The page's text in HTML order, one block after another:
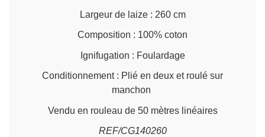
Largeur de laize : 260 cm
Composition : 100% coton
Ignifugation : Foulardage
Conditionnement : Plié en deux et roulé sur
manchon
Vendu en rouleau de 50 mètres linéaires
REF/CG140260